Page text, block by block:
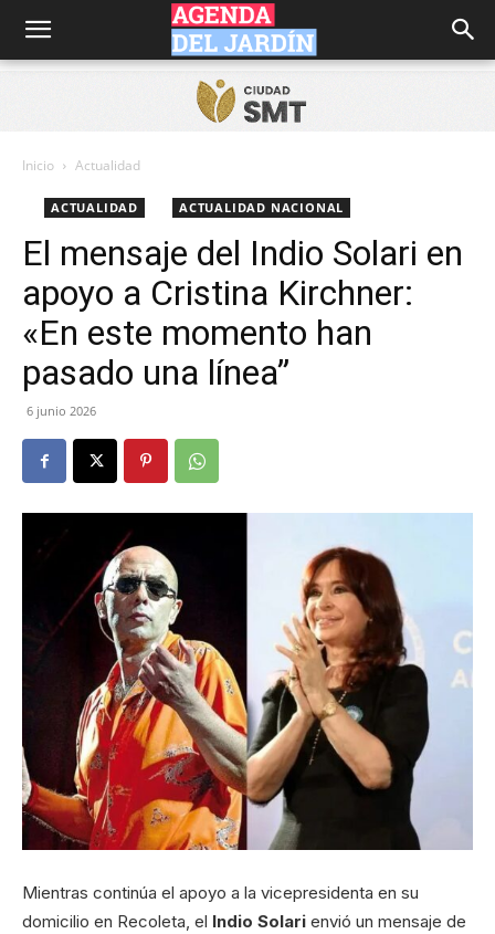
Agenda
Jardín
Inicio Actualidad
ACTUALIDAD ACTUALIDAD NACIONAL
El mensaje del Indio Solari en
apoyo a Cristina Kirchner:
«En este momento han
pasado una línea”
6 junio 2026
Mientras continúa el apoyo a la vicepresidenta en su
domicilio en Recoleta, el Indio Solari envió un mensaje de